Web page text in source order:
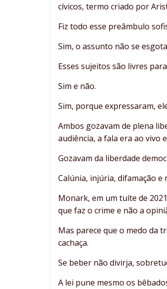
cívicos, termo criado por
Fiz todo esse preâmbulo
Sim, o assunto não se
Esses sujeitos são livres
Sim e não.
Sim, porque expressaram,
Ambos gozavam de plena
audiência, a fala era ao vivo
Gozavam da liberdade
Calúnia, injúria, difamação
Monark, em um tuíte de
que faz o crime e não a
Mas parece que o medo da
cachaça.
Se beber não divirja,
A lei pune mesmo os